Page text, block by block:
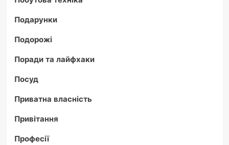
Подарунки
Подорожі
Поради та лайфхаки
Посуд
Приватна власність
Привітання
Професії